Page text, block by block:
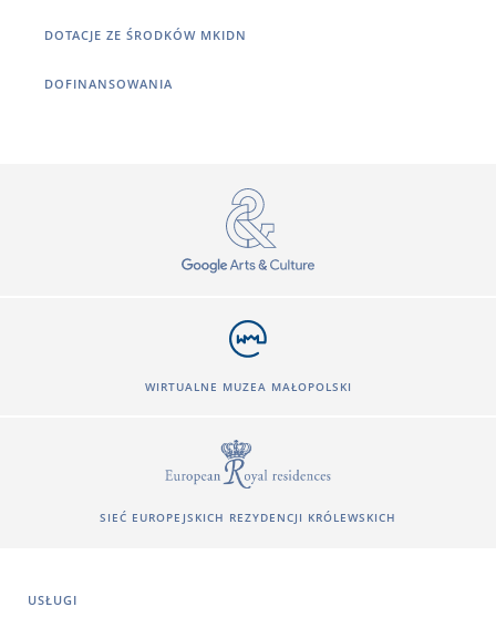
DOTACJE ZE ŚRODKÓW MKIDN
DOFINANSOWANIA
WIRTUALNE MUZEA MAŁOPOLSKI
SIEĆ EUROPEJSKICH REZYDENCJI KRÓLEWSKICH
USŁUGI